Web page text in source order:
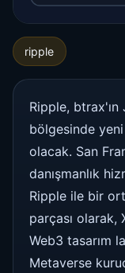
ripple
Ripple,
bölgesinde yeni
olacak. San
danışmanlık
Ripple ile bir
parçası olarak,
Web3 tasarım
Metaverse